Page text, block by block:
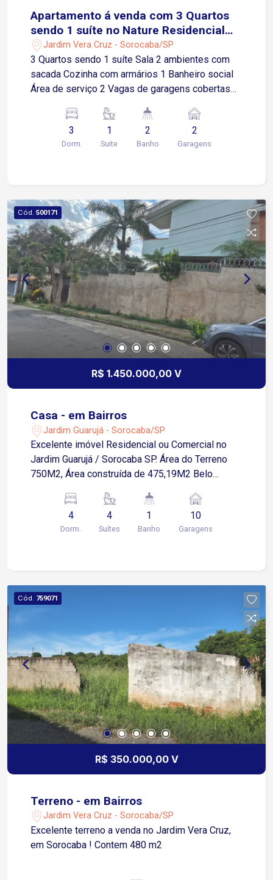
Apartamento á venda com 3 Quartos
sendo 1 suíte no Nature Residencial
Clube em Sorocaba-SP
Jardim Vera Cruz - Sorocaba/SP
3 Quartos sendo 1 suíte Sala 2 ambientes com
sacada Cozinha com armários 1 Banheiro social
Área de serviço 2 Vagas de garagens cobertas
Portaria 24h 3 salões de festas Salão de jogos
Academia Churrasqueiras Espaço mulher e sala
de massagem Espaço zen Pista de caminhada
comércios em geral.
3
Dorm.
1
Suite
2
Banho
2
Garagens
Cód. 500171
R$ 1.450.000,00 V
Casa - em Bairros
Jardim Guarujá - Sorocaba/SP
Excelente imóvel Residencial ou Comercial no
Jardim Guarujá / Sorocaba SP. Área do Terreno
750M2, Área construída de 475,19M2 Belo
pé direito 10M2 com hall de entrada, com 4
suítes, sendo uma estilo americano todas com
sacada. Sala três ambientes - jantar estar e tv.
coberta,10 vagas de garagem Piscina, quintal
com pé de frutas, corredores laterais em rua
acabamento. A localização do imóvel é próxima a
escolas, faculdade, supermercado esperança,
fácil acesso para as rodovias, próximo a Avenida
Armando e Faculdade Anhanguera. Imóvel misto
residencial ou comercial
4
Dorm.
4
Suítes
1
Banho
10
Garagens
Cód. 759071
R$ 350.000,00 V
Terreno - em Bairros
Jardim Vera Cruz - Sorocaba/SP
Excelente terreno a venda no Jardim Vera Cruz,
em Sorocaba ! Contem 480 m2